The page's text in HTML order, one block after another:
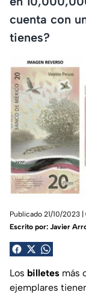
cuenta con
tienes?
Publicado 21/10/2023 |
Escrito por: Javier
Los billetes más
ejemplares